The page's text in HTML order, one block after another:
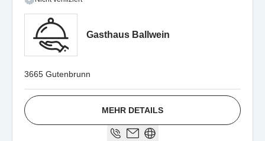
Gasthaus Ballwein
3665 Gutenbrunn
MEHR DETAILS